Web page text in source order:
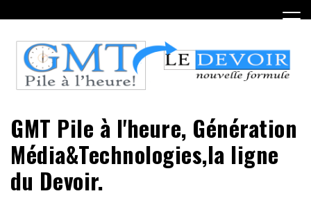
to
content
GMT Pile à l'heure, Génération
Média&Technologies,la ligne
du Devoir.